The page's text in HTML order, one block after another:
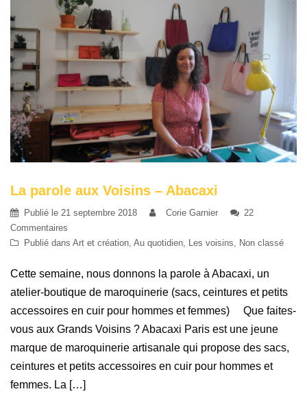
La parole aux Voisins – Abacaxi
Publié le 21 septembre 2018 Corie Garnier
22
Commentaires
Publié dans Art et création Au quotidien Les voisins Non classé
Cette semaine, nous donnons la parole à Abacaxi, un
atelier-boutique de maroquinerie (sacs, ceintures et petits
accessoires en cuir pour hommes et femmes) Que faites-
vous aux Grands Voisins ? Abacaxi Paris est une jeune
marque de maroquinerie artisanale qui propose des sacs,
ceintures et petits accessoires en cuir pour hommes et
femmes. La […]